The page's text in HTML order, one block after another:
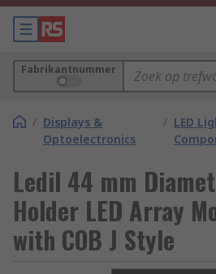
Fabrikantnummer
/ Displays &
Optoelectronics
/ LED
Ledil 44 mm
Holder LED Array
with COB J Style